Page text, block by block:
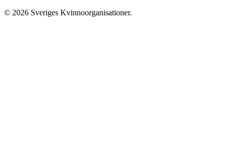
© 2026 Sveriges Kvinnoorganisationer.